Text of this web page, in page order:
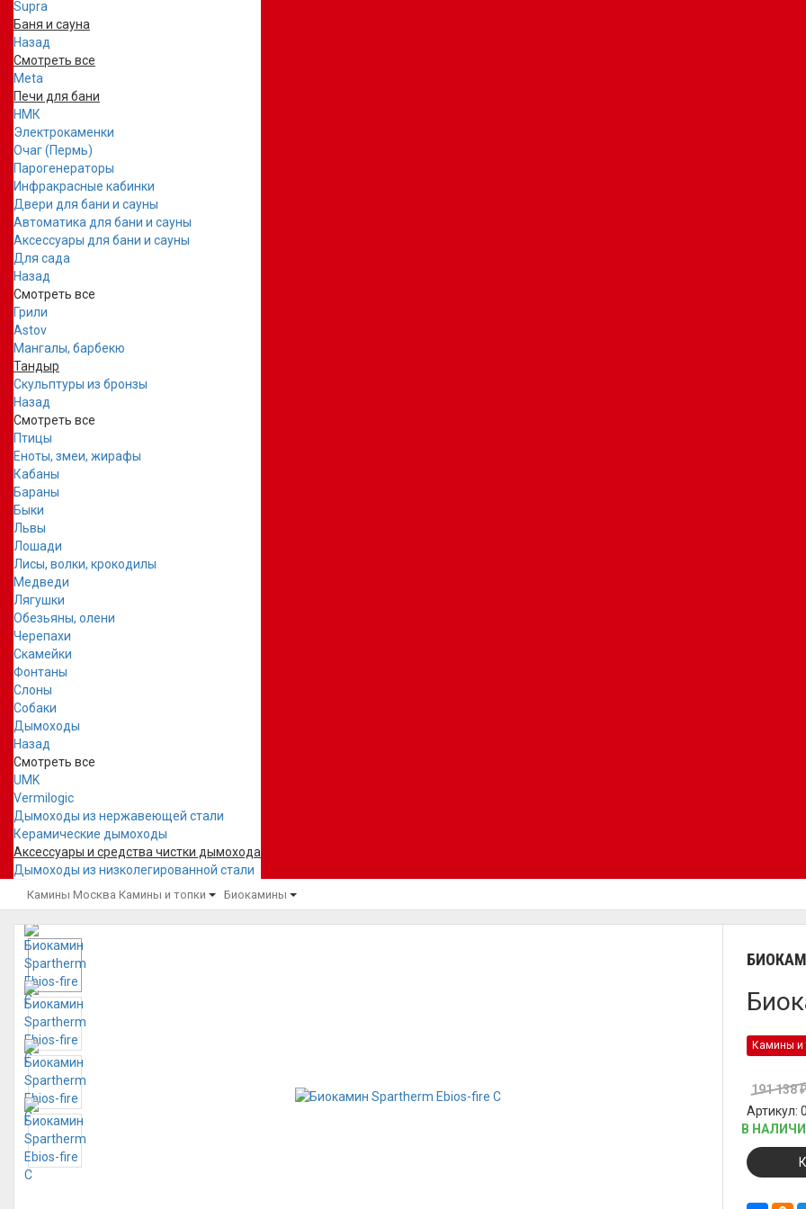
Supra
Баня и сауна
Назад
Смотреть все
Meta
Печи для бани
НМК
Электрокаменки
Очаг (Пермь)
Парогенераторы
Инфракрасные кабинки
Двери для бани и сауны
Автоматика для бани и сауны
Аксессуары для бани и сауны
Для сада
Назад
Смотреть все
Грили
Astov
Мангалы, барбекю
Тандыр
Скульптуры из бронзы
Назад
Смотреть все
Птицы
Еноты, змеи, жирафы
Кабаны
Бараны
Быки
Львы
Лошади
Лисы, волки, крокодилы
Медведи
Лягушки
Обезьяны, олени
Черепахи
Скамейки
Фонтаны
Слоны
Собаки
Дымоходы
Назад
Смотреть все
UMK
Vermilogic
Дымоходы из нержавеющей стали
Керамические дымоходы
Аксессуары и средства чистки дымохода
Дымоходы из низколегированной стали
Камины Москва Камины и топки Биокамины
Камины и
191 138
Артикул:
В